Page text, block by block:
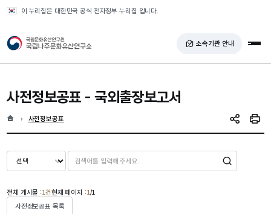
이 누리집은 대한민국 공식 전자정부 누리집 입니다.
국가유산청 국립나주문화유산연구소 소속기관 안내 전
사전정보공표 - 국외출장보고서
홈 현재 위치
사전정보공표 SNS 공유인쇄
검색
전체 게시물 :1건현재 페이지 :1/1
사전정보공표 목록